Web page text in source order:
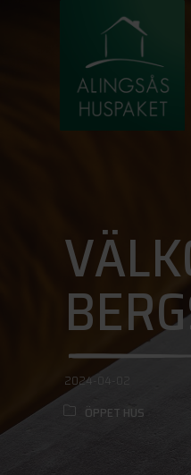
2024-04-02
ÖPPET HUS